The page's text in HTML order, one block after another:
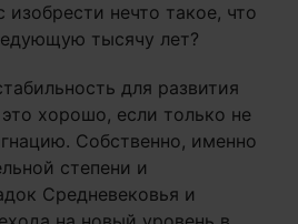
нечто такое, что
тысячу лет?
для развития
хорошо, если только не
Собственно, именно
степени и
Средневековья и